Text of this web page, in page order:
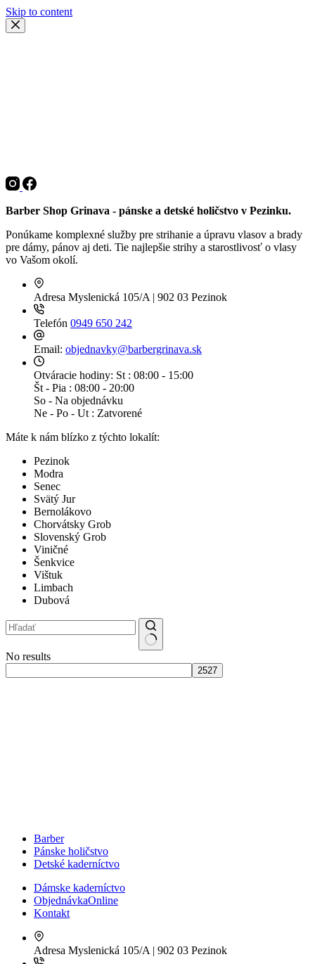
Skip to content
Barber Shop Grinava - pánske a detské holičstvo v Pezinku.
Ponúkame komplexné služby pre strihanie a úpravu vlasov a brady
pre dámy, pánov aj deti. Tie najlepšie strihy a starostlivosť o vlasy
vo Vašom okolí.
Adresa Myslenická 105/A | 902 03 Pezinok
Telefón 0949 650 242
Email: objednavky@barbergrinava.sk
Otváracie hodiny: St : 08:00 - 15:00
Št - Pia : 08:00 - 20:00
So - Na objednávku
Ne - Po - Ut : Zatvorené
Máte k nám blízko z týchto lokalít:
Pezinok
Modra
Senec
Svätý Jur
Bernolákovo
Chorvátsky Grob
Slovenský Grob
Viničné
Šenkvice
Vištuk
Limbach
Dubová
No results
Barber
Pánske holičstvo
Detské kaderníctvo
Dámske kaderníctvo
ObjednávkaOnline
Kontakt
Adresa Myslenická 105/A | 902 03 Pezinok